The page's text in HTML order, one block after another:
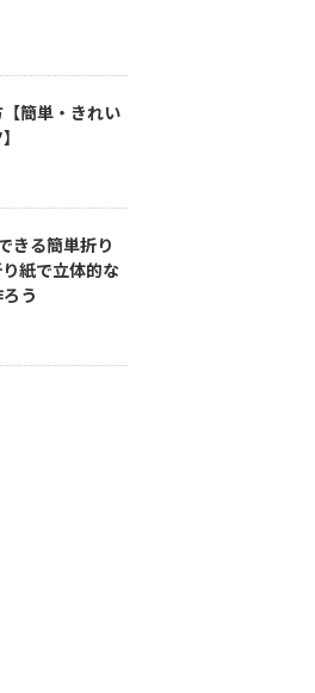
簡単・きれい
きる簡単折り
紙で立体的な
う